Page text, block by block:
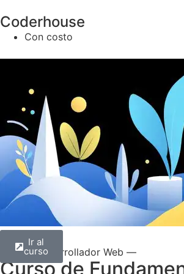
Coderhouse
Con costo
Ir al
curso
— Desarrollador Web —
Curso de